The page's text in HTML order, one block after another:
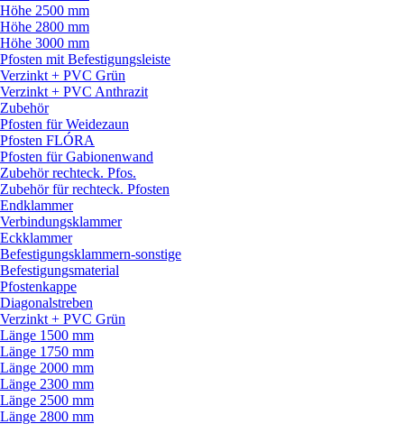
Höhe 2500 mm
Höhe 2800 mm
Höhe 3000 mm
Pfosten mit Befestigungsleiste
Verzinkt + PVC Grün
Verzinkt + PVC Anthrazit
Zubehör
Pfosten für Weidezaun
Pfosten FLÓRA
Pfosten für Gabionenwand
Zubehör rechteck. Pfos.
Zubehör für rechteck. Pfosten
Endklammer
Verbindungsklammer
Eckklammer
Befestigungsklammern-sonstige
Befestigungsmaterial
Pfostenkappe
Diagonalstreben
Verzinkt + PVC Grün
Länge 1500 mm
Länge 1750 mm
Länge 2000 mm
Länge 2300 mm
Länge 2500 mm
Länge 2800 mm